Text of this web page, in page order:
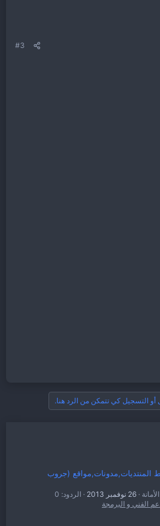
#3
التسجيل كي تتمكن من الرد هنا.
المنتديات,مدونات,مواقع (جروب
26 نوفمبر 2013
الردود: 0
الفني و البرمجة